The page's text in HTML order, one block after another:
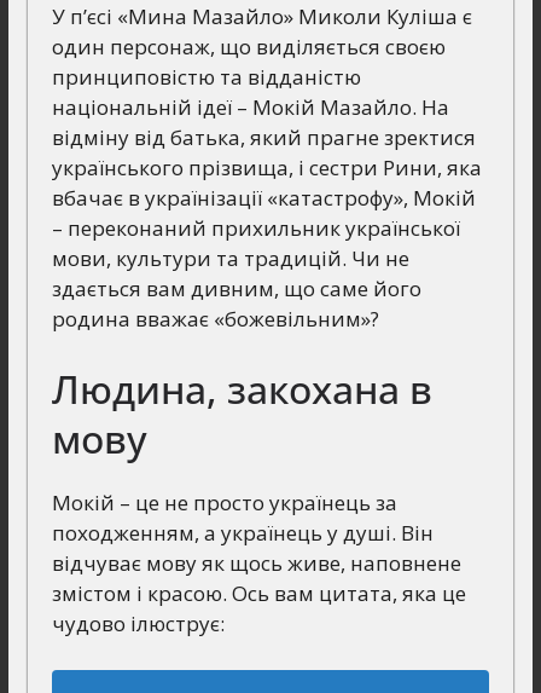
У п’єсі «Мина Мазайло» Миколи Куліша є
один персонаж, що виділяється своєю
принциповістю та відданістю
національній ідеї – Мокій Мазайло. На
відміну від батька, який прагне зректися
українського прізвища, і сестри Рини, яка
вбачає в українізації «катастрофу», Мокій
– переконаний прихильник української
мови, культури та традицій. Чи не
здається вам дивним, що саме його
родина вважає «божевільним»?
Людина, закохана в
мову
Мокій – це не просто українець за
походженням, а українець у душі. Він
відчуває мову як щось живе, наповнене
змістом і красою. Ось вам цитата, яка це
чудово ілюструє: